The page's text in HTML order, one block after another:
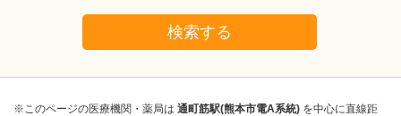
検索する
※このページの医療機関・薬局は 通町筋駅(熊本市電A系統) を中心に直線距